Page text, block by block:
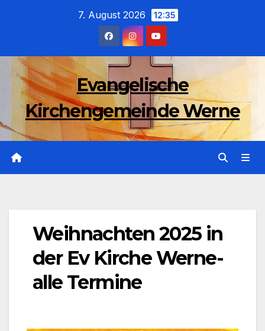
7. August 2026 12:35
Evangelische
Kirchengemeinde Werne
Weihnachten 2025 in
der Ev Kirche Werne-
alle Termine